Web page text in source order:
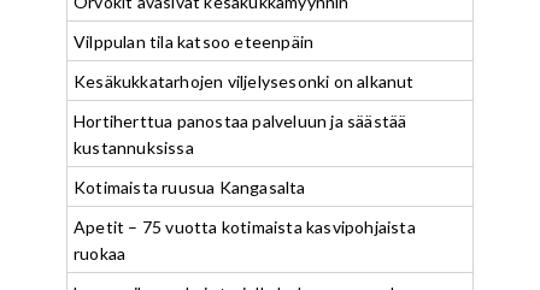
Vilppulan tila katsoo eteenpäin
Kesäkukkatarhojen viljelysesonki on alkanut
Hortiherttua panostaa palveluun ja säästää
kustannuksissa
Kotimaista ruusua Kangasalta
Apetit – 75 vuotta kotimaista kasvipohjaista
ruokaa